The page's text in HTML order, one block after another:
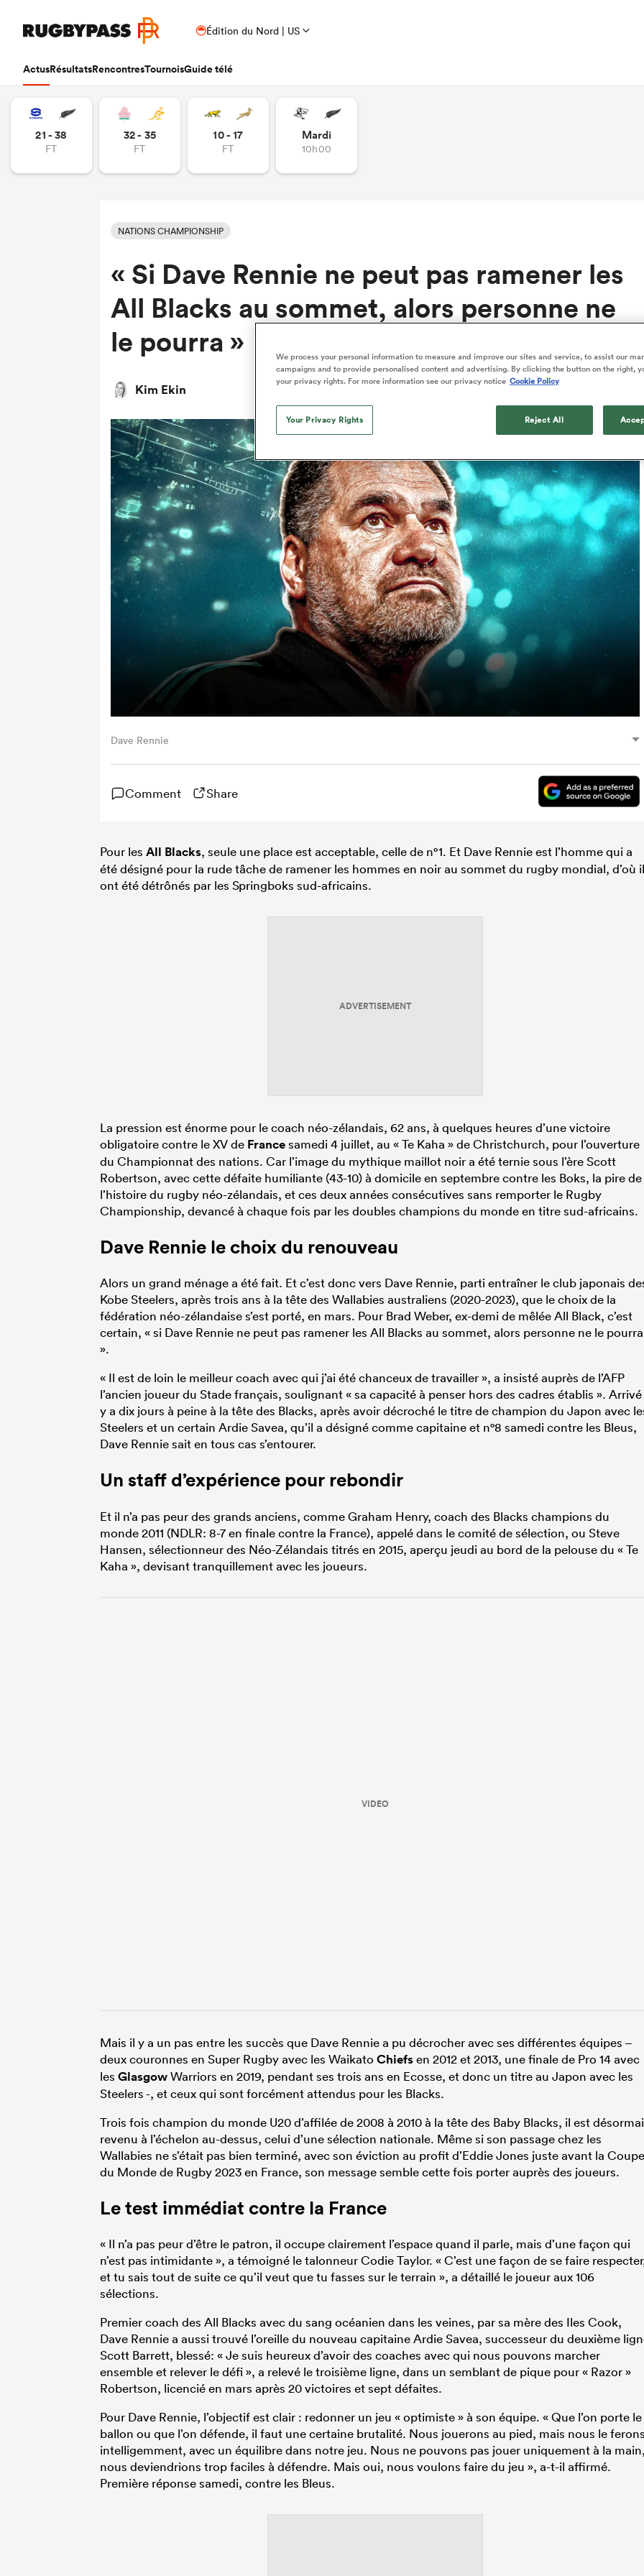
Édition du Nord | US
ActusRésultatsRencontresTournoisGuide télé
21 - 38
FT
32 - 35
FT
10 - 17
FT
Mardi
10h00
NATIONS CHAMPIONSHIP
« Si Dave Rennie ne peut pas ramener les
All Blacks au sommet, alors personne ne
le pourra »
Kim Ekin
Published: 3 Juillet 2026 11:31 PDT
Dave Rennie
Comment Share
Pour les All Blacks, seule une place est acceptable, celle de n°1. Et Dave Rennie est l’homme qui a
été désigné pour la rude tâche de ramener les hommes en noir au sommet du rugby mondial, d’où
ont été détrônés par les Springboks sud-africains.
ADVERTISEMENT
La pression est énorme pour le coach néo-zélandais, 62 ans, à quelques heures d’une victoire
obligatoire contre le XV de Francesamedi 4 juillet, au « Te Kaha » de Christchurch, pour l’ouverture
du Championnat des nations. Car l’image du mythique maillot noir a été ternie sous l’ère Scott
Robertson, avec cette défaite humiliante (43-10) à domicile en septembre contre les Boks, la pire de
l’histoire du rugby néo-zélandais, et ces deux années consécutives sans remporter le Rugby
Championship, devancé à chaque fois par les doubles champions du monde en titre sud-africains.
Dave Rennie le choix du renouveau
Alors un grand ménage a été fait. Et c’est donc vers Dave Rennie, parti entraîner le club japonais
Kobe Steelers, après trois ans à la tête des Wallabies australiens (2020-2023), que le choix de la
fédération néo-zélandaise s’est porté, en mars. Pour Brad Weber, ex-demi de mêlée All Black, c’est
certain, « si Dave Rennie ne peut pas ramener les All Blacks au sommet, alors personne ne le pourra
».
« Il est de loin le meilleur coach avec qui j’ai été chanceux de travailler », a insisté auprès de l’AFP
l’ancien joueur du Stade français, soulignant « sa capacité à penser hors des cadres établis ».
y a dix jours à peine à la tête des Blacks, après avoir décroché le titre de champion du Japon avec
Steelers et un certain Ardie Savea, qu’il a désigné comme capitaine et n°8 samedi contre les Bleus,
Dave Rennie sait en tous cas s’entourer.
Un staff d’expérience pour rebondir
Et il n’a pas peur des grands anciens, comme Graham Henry, coach des Blacks champions du
monde 2011 (NDLR: 8-7 en finale contre la France), appelé dans le comité de sélection, ou Steve
Hansen, sélectionneur des Néo-Zélandais titrés en 2015, aperçu jeudi au bord de la pelouse du « Te
Kaha », devisant tranquillement avec les joueurs.
VIDEO
Mais il y a un pas entre les succès que Dave Rennie a pu décrocher avec ses différentes équipes –
deux couronnes en Super Rugby avec les Waikato Chiefsen 2012 et 2013, une finale de Pro 14 avec
les GlasgowWarriors en 2019, pendant ses trois ans en Ecosse, et donc un titre au Japon avec les
Steelers -, et ceux qui sont forcément attendus pour les Blacks.
Trois fois champion du monde U20 d’affilée de 2008 à 2010 à la tête des Baby Blacks, il est
revenu à l’échelon au-dessus, celui d’une sélection nationale. Même si son passage chez les
Wallabies ne s’était pas bien terminé, avec son éviction au profit d’Eddie Jones juste avant la Coupe
du Monde de Rugby 2023 en France, son message semble cette fois porter auprès des joueurs.
Le test immédiat contre la France
« Il n’a pas peur d’être le patron, il occupe clairement l’espace quand il parle, mais d’une façon qui
n’est pas intimidante », a témoigné le talonneur Codie Taylor. « C’est une façon de se faire
et tu sais tout de suite ce qu’il veut que tu fasses sur le terrain », a détaillé le joueur aux 106
sélections.
Premier coach des All Blacks avec du sang océanien dans les veines, par sa mère des Iles Cook,
Dave Rennie a aussi trouvé l’oreille du nouveau capitaine Ardie Savea, successeur du deuxième
Scott Barrett, blessé: « Je suis heureux d’avoir des coaches avec qui nous pouvons marcher
ensemble et relever le défi », a relevé le troisième ligne, dans un semblant de pique pour « Razor »
Robertson, licencié en mars après 20 victoires et sept défaites.
Pour Dave Rennie, l’objectif est clair : redonner un jeu « optimiste » à son équipe. « Que l’on porte le
ballon ou que l’on défende, il faut une certaine brutalité. Nous jouerons au pied, mais nous le
intelligemment, avec un équilibre dans notre jeu. Nous ne pouvons pas jouer uniquement à la
nous deviendrions trop faciles à défendre. Mais oui, nous voulons faire du jeu », a-t-il affirmé.
Première réponse samedi, contre les Bleus.
We process your personal information to measure and improve our sites and service, to assist our
campaigns and to provide personalised content and advertising. By clicking the button on the right,
your privacy rights. For more information see our privacy notice Cookie Policy
Your Privacy Rights Reject All